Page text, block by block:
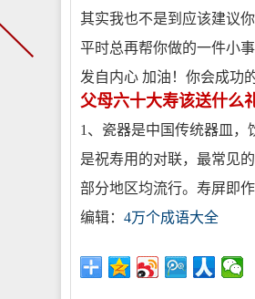
其实我也不是到应该建议
平时总再帮你做的一件小
发自内心 加油！你会成功
父母六十大寿该送什么
1、瓷器是中国传统器皿，
是祝寿用的对联，最常见
部分地区均流行。寿屏即作
编辑： 4万个成语大全